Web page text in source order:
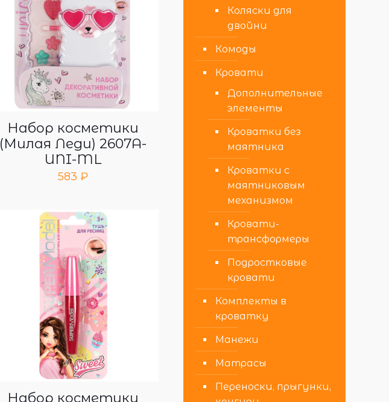
Набор косметики
(Милая Леди) 2607A-
UNI-ML
583 ₽
Набор косметики
Коляски для
двойни
Комоды
Кровати
Дополнительные
элементы
Кроватки без
маятника
Кроватки с
маятниковым
механизмом
Кровати-
трансформеры
Подростковые
кровати
Комплекты в
кроватку
Манежи
Матрасы
Переноски, прыгунки,